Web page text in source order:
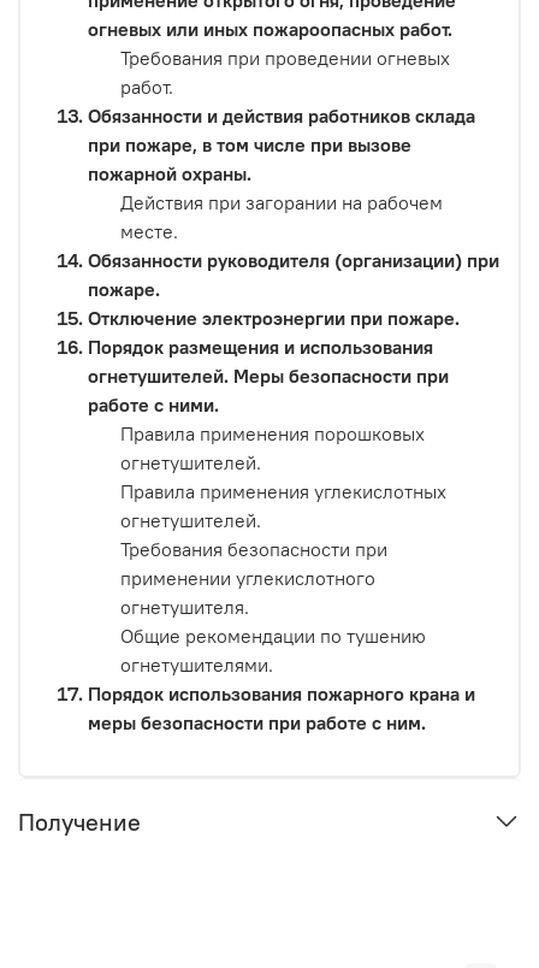
огневых или иных пожароопасных работ.
Требования при проведении огневых
работ.
Обязанности и действия работников склада
при пожаре, в том числе при вызове
пожарной охраны.
Действия при загорании на рабочем
месте.
Обязанности руководителя (организации) при
пожаре.
Отключение электроэнергии при пожаре.
Порядок размещения и использования
огнетушителей. Меры безопасности при
работе с ними.
Правила применения порошковых
огнетушителей.
Правила применения углекислотных
огнетушителей.
Требования безопасности при
применении углекислотного
огнетушителя.
Общие рекомендации по тушению
огнетушителями.
Порядок использования пожарного крана и
меры безопасности при работе с ним.
Получение